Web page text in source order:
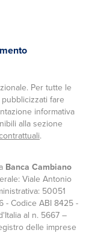
Per tutte le
fare
informativa
alla sezione
.
Banca Cambiano
Viale Antonio
50051
- Codice ABI 8425 -
al n. 5667 –
delle imprese